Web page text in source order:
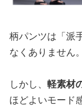
柄パンツは「派
なくありません。
しかし、 軽素材
ほどよいモード